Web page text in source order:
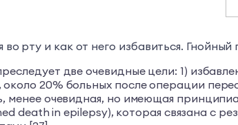
рту и как от него избавиться. Гнойный
две очевидные цели: 1)
20% больных после операции
менее очевидная, но имеющая
death in epilepsy), которая связана